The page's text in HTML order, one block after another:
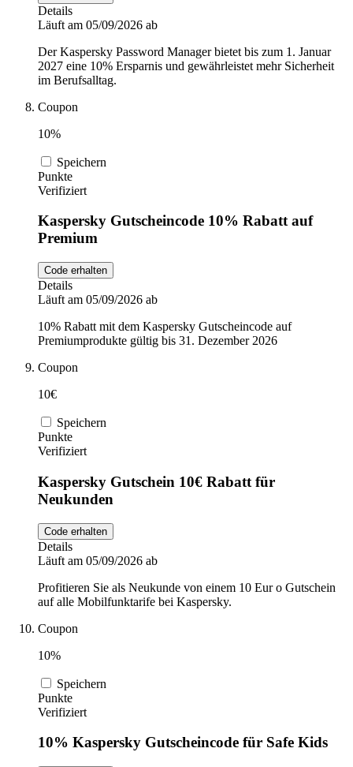
Details
Läuft am 05/09/2026 ab
Der Kaspersky Password Manager bietet bis zum 1. Januar
2027 eine 10% Ersparnis und gewährleistet mehr Sicherheit
im Berufsalltag.
Coupon
10%
Speichern
Punkte
Verifiziert
Kaspersky Gutscheincode 10% Rabatt auf
Premium
Code erhalten
Details
Läuft am 05/09/2026 ab
10% Rabatt mit dem Kaspersky Gutscheincode auf
Premiumprodukte gültig bis 31. Dezember 2026
Coupon
10€
Speichern
Punkte
Verifiziert
Kaspersky Gutschein 10€ Rabatt für
Neukunden
Code erhalten
Details
Läuft am 05/09/2026 ab
Profitieren Sie als Neukunde von einem 10 Eur o Gutschein
auf alle Mobilfunktarife bei Kaspersky.
Coupon
10%
Speichern
Punkte
Verifiziert
10% Kaspersky Gutscheincode für Safe Kids